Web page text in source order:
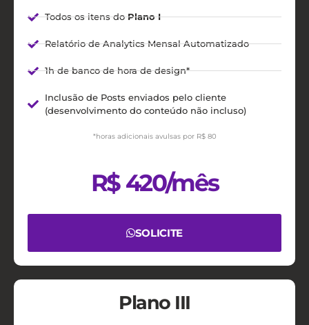
Todos os itens doPlano I
Relatório de Analytics Mensal Automatizado
1h de banco de hora de design*
Inclusão de Posts enviados pelo cliente
(desenvolvimento do conteúdo não incluso)
*horas adicionais avulsas por R$ 80
R$ 420/mês
SOLICITE
Plano III